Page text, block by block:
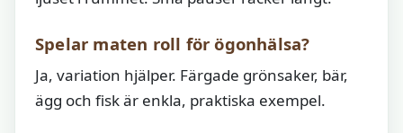
Spelar maten roll för ögonhälsa?
Ja, variation hjälper. Färgade grönsaker, bär,
ägg och fisk är enkla, praktiska exempel.